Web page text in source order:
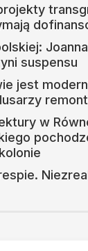
suspensu
jest
w